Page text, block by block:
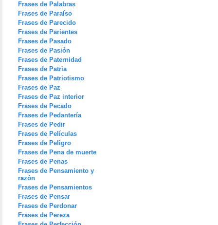
Frases de Palabras
Frases de Paraíso
Frases de Parecido
Frases de Parientes
Frases de Pasado
Frases de Pasión
Frases de Paternidad
Frases de Patria
Frases de Patriotismo
Frases de Paz
Frases de Paz interior
Frases de Pecado
Frases de Pedantería
Frases de Pedir
Frases de Películas
Frases de Peligro
Frases de Pena de muerte
Frases de Penas
Frases de Pensamiento y
razón
Frases de Pensamientos
Frases de Pensar
Frases de Perdonar
Frases de Pereza